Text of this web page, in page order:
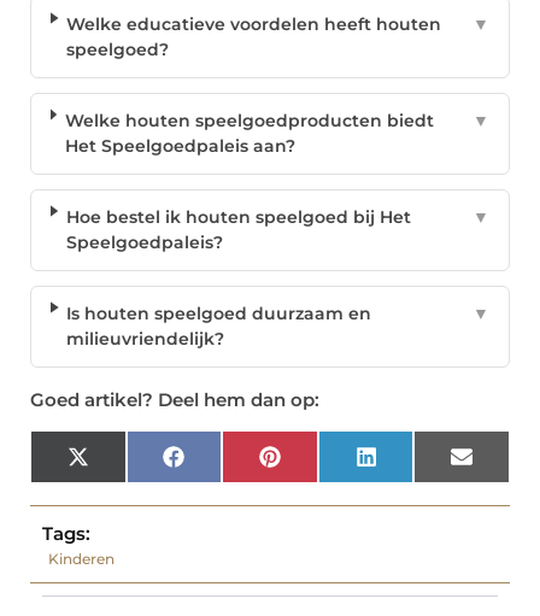
Welke educatieve voordelen heeft houten
speelgoed?
▼
Welke houten speelgoedproducten biedt
Het Speelgoedpaleis aan?
▼
Hoe bestel ik houten speelgoed bij Het
Speelgoedpaleis?
▼
Is houten speelgoed duurzaam en
milieuvriendelijk?
▼
Goed artikel? Deel hem dan op:
X
(Twitter)
Facebook Pinterest LinkedIn Email
Tags:
Kinderen